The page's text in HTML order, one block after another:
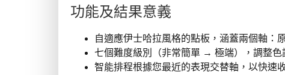
功能及結果意義
自適應伊士哈拉風格的點板，涵蓋兩個軸：
七個難度級別（非常簡單 → 極端），調整
智能排程根據您最近的表現交替軸，以快速